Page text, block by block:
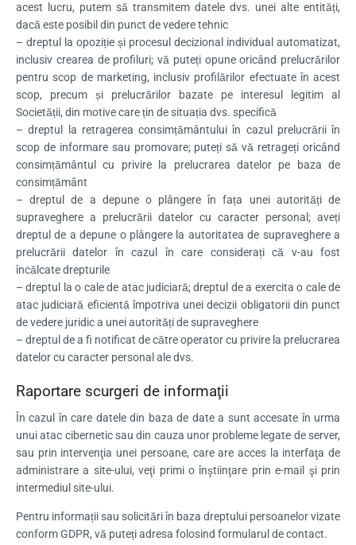
acest lucru, putem să transmitem datele dvs. unei alte entități,
dacă este posibil din punct de vedere tehnic
– dreptul la opoziție și procesul decizional individual automatizat,
inclusiv crearea de profiluri; vă puteți opune oricând prelucrărilor
pentru scop de marketing, inclusiv profilărilor efectuate în acest
scop, precum și prelucrărilor bazate pe interesul legitim al
Societății, din motive care țin de situația dvs. specifică
– dreptul la retragerea consimțământului în cazul prelucrării în
scop de informare sau promovare; puteți să vă retrageți oricând
consimțământul cu privire la prelucrarea datelor pe baza de
consimțământ
– dreptul de a depune o plângere în fața unei autorități de
supraveghere a prelucrării datelor cu caracter personal; aveți
dreptul de a depune o plângere la autoritatea de supraveghere a
prelucrării datelor în cazul în care considerați că v-au fost
încălcate drepturile
– dreptul la o cale de atac judiciară; dreptul de a exercita o cale de
atac judiciară eficientă împotriva unei decizii obligatorii din punct
de vedere juridic a unei autorități de supraveghere
– dreptul de a fi notificat de către operator cu privire la prelucrarea
datelor cu caracter personal ale dvs.
Raportare scurgeri de informaţii
În cazul în care datele din baza de date a sunt accesate în urma
unui atac cibernetic sau din cauza unor probleme legate de server,
sau prin intervenţia unei persoane, care are acces la interfaţa de
administrare a site-ului, veţi primi o înştiinţare prin e-mail şi prin
intermediul site-ului.
Pentru informații sau solicitări în baza dreptului persoanelor vizate
conform GDPR, vă puteți adresa folosind formularul de contact.